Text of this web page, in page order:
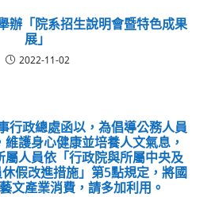
辦「院系招生說明會暨特色成果
展」
2022-11-02
行政總處函以，為倡導公務人員
護身心健康並培養人文氣息，
屬人員依「行政院與所屬中央及
假改進措施」第5點規定，將國
文產業消費，請多加利用。